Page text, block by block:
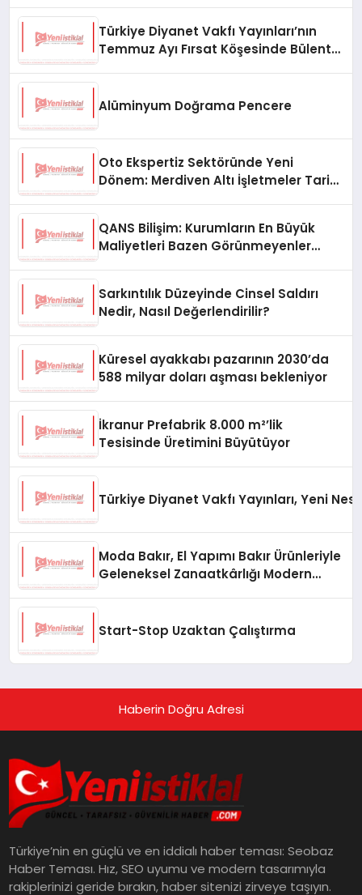
Türkiye Diyanet Vakfı Yayınları’nın
Temmuz Ayı Fırsat Köşesinde Bülent
Alüminyum Doğrama Pencere
Oto Ekspertiz Sektöründe Yeni
Dönem: Merdiven Altı İşletmeler Tarih
QANS Bilişim: Kurumların En Büyük
Maliyetleri Bazen Görünmeyenler
Sarkıntılık Düzeyinde Cinsel Saldırı
Nedir, Nasıl Değerlendirilir?
Küresel ayakkabı pazarının 2030’da
588 milyar doları aşması bekleniyor
İkranur Prefabrik 8.000 m²’lik
Tesisinde Üretimini Büyütüyor
Türkiye Diyanet Vakfı Yayınları, Yeni
Moda Bakır, El Yapımı Bakır Ürünleriyle
Geleneksel Zanaatkârlığı Modern
Start-Stop Uzaktan Çalıştırma
Haberin Doğru Adresi
Türkiye’nin en güçlü ve en iddialı haber teması: Seobaz
Haber Teması. Hız, SEO uyumu ve modern tasarımıyla
rakiplerinizi geride bırakın, haber sitenizi zirveye taşıyın.